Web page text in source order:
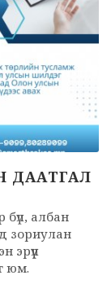
ДААТГАЛ
бүл, албан
зориулан
юм.